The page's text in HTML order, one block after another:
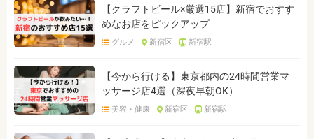
【クラフトビール×厳選15店】新宿でおすす
めなお店をピックアップ
グルメ 新宿区 新宿駅
【今から行ける】東京都内の24時間営業マ
ッサージ店4選（深夜早朝OK）
美容・健康 新宿区 新宿駅